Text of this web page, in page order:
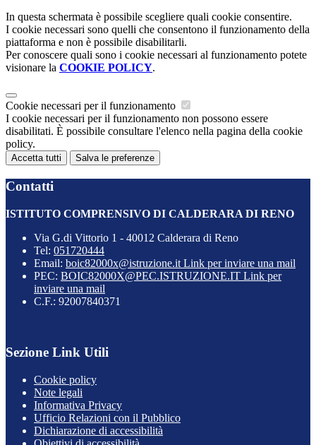
In questa schermata è possibile scegliere quali cookie consentire.
I cookie necessari sono quelli che consentono il funzionamento della
piattaforma e non è possibile disabilitarli.
Per conoscere quali sono i cookie necessari al funzionamento potete
visionare la COOKIE POLICY.
Cookie necessari per il funzionamento
I cookie necessari per il funzionamento non possono essere
disabilitati. È possibile consultare l'elenco nella pagina della cookie
policy.
Accetta tutti Salva le preferenze
Contatti
ISTITUTO COMPRENSIVO DI CALDERARA DI RENO
Via G.di Vittorio 1 - 40012 Calderara di Reno
Tel: 051720444
Email: boic82000x@istruzione.it Link per inviare una mail
PEC: BOIC82000X@PEC.ISTRUZIONE.IT Link per
inviare una mail
C.F.: 92007840371
Sezione Link Utili
Cookie policy
Note legali
Informativa Privacy
Ufficio Relazioni con il Pubblico
Dichiarazione di accessibilità